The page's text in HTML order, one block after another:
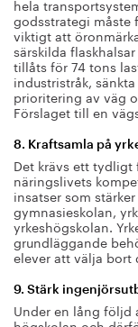
hela
godsstrategi måste
viktigt att
särskilda
tillåts för 74 tons
industristråk,
prioritering av väg
Förslaget till en
8. Kraftsamla på
Det krävs ett tydligt
näringslivets
insatser som
gymnasieskolan,
yrkeshögskolan.
grundläggande
elever att välja bort
9. Stärk
Under en lång följd